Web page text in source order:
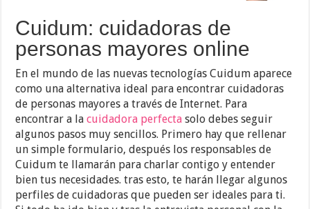
Cuidum: cuidadoras de
personas mayores online
En el mundo de las nuevas tecnologías Cuidum aparece
como una alternativa ideal para encontrar cuidadoras
de personas mayores a través de Internet. Para
encontrar a lacuidadora perfecta solo debes seguir
algunos pasos muy sencillos. Primero hay que rellenar
un simple formulario, después los responsables de
Cuidum te llamarán para charlar contigo y entender
bien tus necesidades. tras esto, te harán llegar algunos
perfiles de cuidadoras que pueden ser ideales para ti.